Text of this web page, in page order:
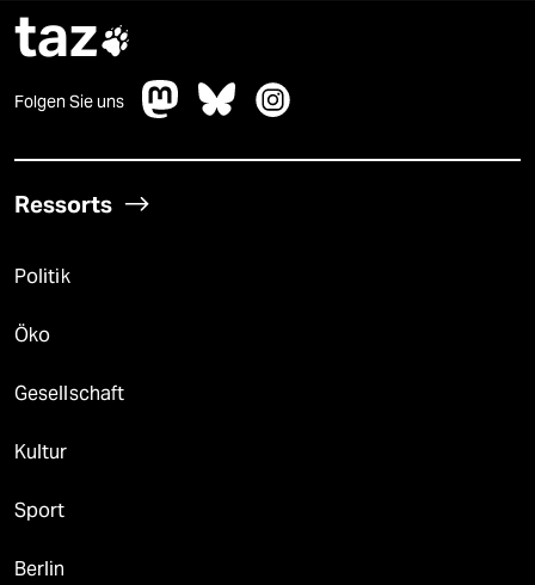
taz
Folgen Sie uns
Ressorts
Politik
Öko
Gesellschaft
Kultur
Sport
Berlin